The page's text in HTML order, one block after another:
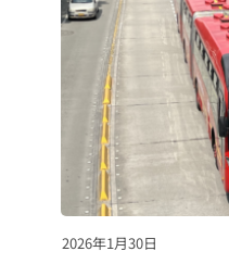
2026年1月30日